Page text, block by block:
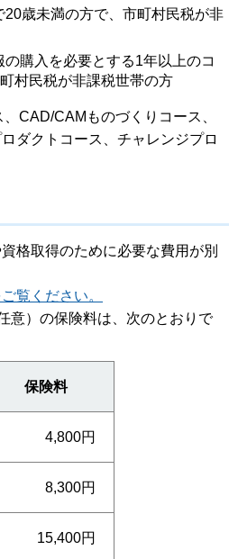
歳未満の方で、市町村民税が非
購入を必要とする1年以上のコ
村民税が非課税世帯の方
CAD/CAMものづくりコース、
ダクトコース、チャレンジプロ
格取得のために必要な費用が別
覧ください。
意）の保険料は、次のとおりで
保険料
4,800円
8,300円
15,400円